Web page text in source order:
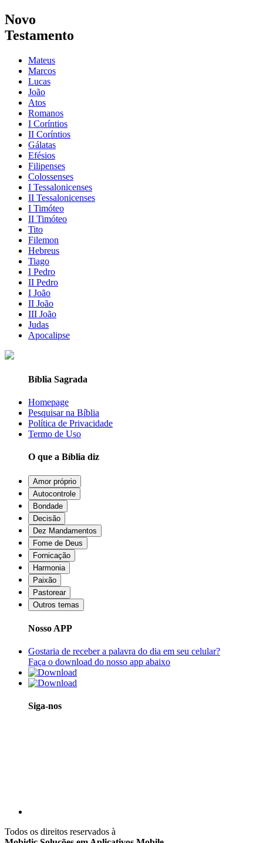
Novo
Testamento
Mateus
Marcos
Lucas
João
Atos
Romanos
I Coríntios
II Coríntios
Gálatas
Efésios
Filipenses
Colossenses
I Tessalonicenses
II Tessalonicenses
I Timóteo
II Timóteo
Tito
Filemon
Hebreus
Tiago
I Pedro
II Pedro
I João
II João
III João
Judas
Apocalipse
Bíblia Sagrada
Homepage
Pesquisar na Bíblia
Política de Privacidade
Termo de Uso
O que a Bíblia diz
Amor próprio
Autocontrole
Bondade
Decisão
Dez Mandamentos
Fome de Deus
Fornicação
Harmonia
Paixão
Pastorear
Outros temas
Nosso APP
Gostaria de receber a palavra do dia em seu celular?
Faça o download do nosso app abaixo
Siga-nos
Todos os direitos reservados à